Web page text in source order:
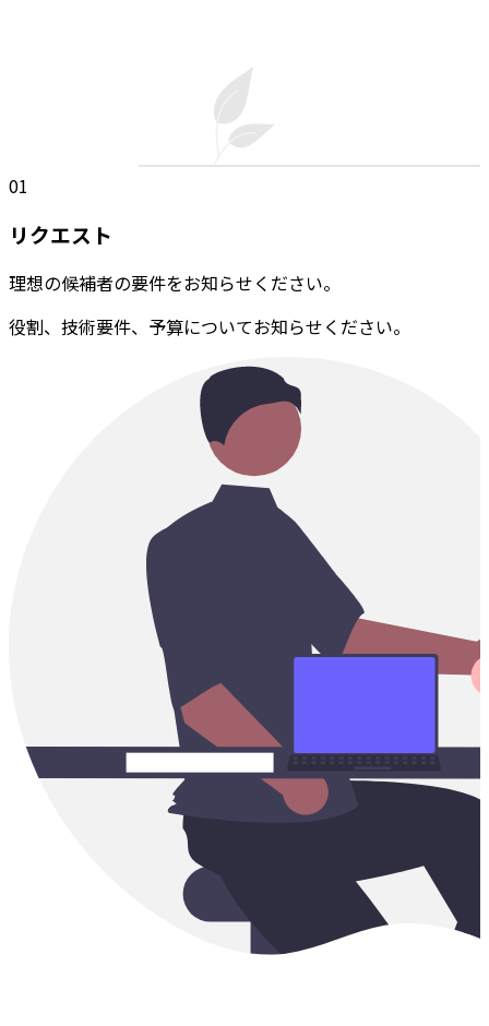
01
リクエスト
理想の候補者の要件をお知らせください。
役割、技術要件、予算についてお知らせください。